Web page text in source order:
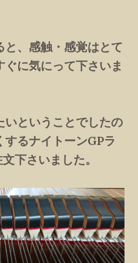
と、感触・感覚はとて
に気にって下さいま
いということでしたの
るナイトーンGPラ
下さいました。